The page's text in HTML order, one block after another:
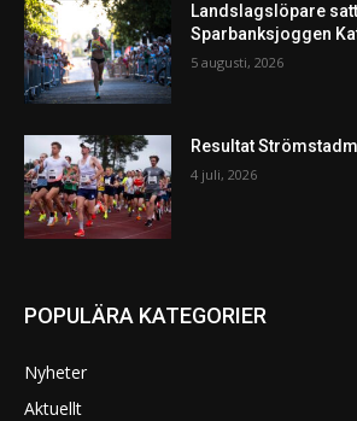
Landslagslöpare
Sparbanksjoggen
5 augusti, 2026
Resultat
4 juli, 2026
POPULÄRA KATEGORIER
Nyheter
Aktuellt